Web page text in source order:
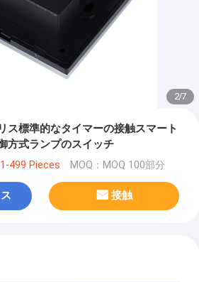
2/7
ス標準的なタイマーの接触スマート
方式ランプのスイッチ
499 Pieces MOQ：MOQ 100部分
接触